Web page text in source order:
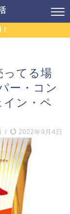
ってる場
ー・コン
イン・ペ
/ 2022年9月4日